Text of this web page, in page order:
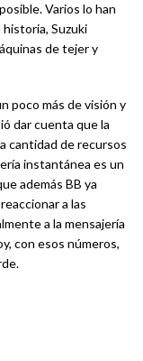
Varios lo han
Suzuki
de tejer y
poco más de visión y
dar cuenta que la
cantidad de recursos
instantánea es un
además BB ya
a las
a la mensajería
con esos números,